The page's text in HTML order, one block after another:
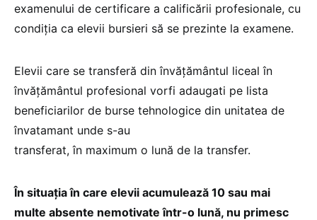
examenului de certificare a calificării profesionale, cu
condiția ca elevii bursieri să se prezinte la examene.
Elevii care se transferă din învățământul liceal în
învățământul profesional vorfi adaugati pe lista
beneficiarilor de burse tehnologice din unitatea de
învatamant unde s-au
transferat, în maximum o lună de la transfer.
În situația în care elevii acumulează 10 sau mai
multe absente nemotivate într-o lună, nu primesc